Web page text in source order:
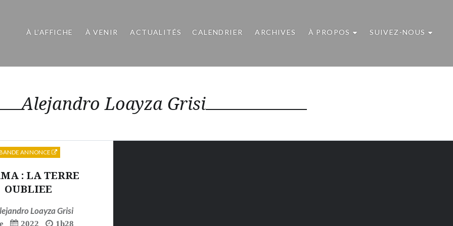
À L’AFFICHE À VENIR ACTUALITÉS CALENDRIER ARCHIVES À PROPOS SUIVEZ-NOUS
Alejandro Loayza Grisi
: LA TERRE
OUBLIEE
Loayza Grisi
2022
1h28
ANNONCE